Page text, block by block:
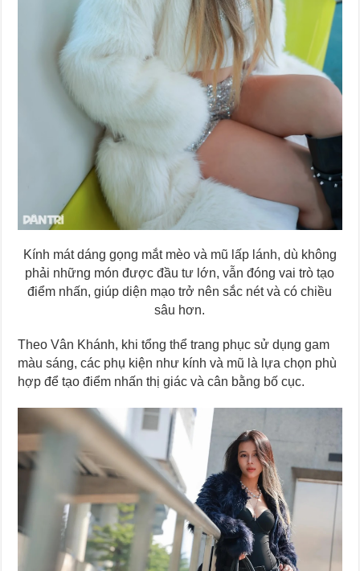
Kính mát dáng gọng mắt mèo và mũ lấp lánh, dù không
phải những món được đầu tư lớn, vẫn đóng vai trò tạo
điểm nhấn, giúp diện mạo trở nên sắc nét và có chiều
sâu hơn.
Theo Vân Khánh, khi tổng thể trang phục sử dụng gam
màu sáng, các phụ kiện như kính và mũ là lựa chọn phù
hợp để tạo điểm nhấn thị giác và cân bằng bố cục.